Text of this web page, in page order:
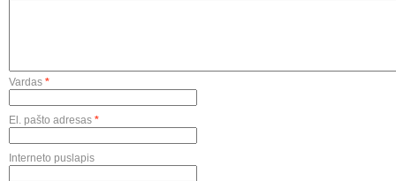
Vardas *
El. pašto adresas *
Interneto puslapis